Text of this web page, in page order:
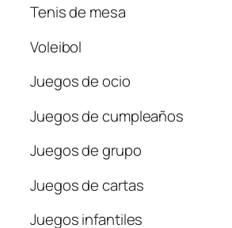
Tenis de mesa
Voleibol
Juegos de ocio
Juegos de cumpleaños
Juegos de grupo
Juegos de cartas
Juegos infantiles